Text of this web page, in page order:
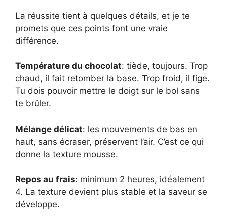
La réussite tient à quelques détails, et je te
promets que ces points font une vraie
différence.
Température du chocolat: tiède, toujours. Trop
chaud, il fait retomber la base. Trop froid, il fige.
Tu dois pouvoir mettre le doigt sur le bol sans
te brûler.
Mélange délicat: les mouvements de bas en
haut, sans écraser, préservent l’air. C’est ce qui
donne la texture mousse.
Repos au frais: minimum 2 heures, idéalement
4. La texture devient plus stable et la saveur se
développe.